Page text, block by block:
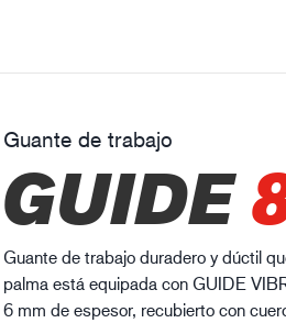
HXFIBR™
SPARX™
XLNT™
Industria de
Guante de trabajo
GUIDE
Guante de trabajo duradero y dúctil
palma está equipada con GUIDE
6 mm de espesor, recubierto con